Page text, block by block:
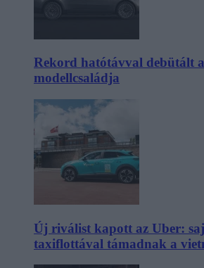
Rekord hatótávval debütált
modellcsaládja
Új riválist kapott az Uber:
taxiflottával támadnak a